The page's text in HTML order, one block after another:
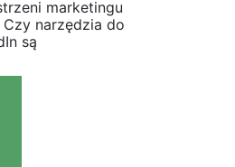
marketingu
Czy narzędzia do
są